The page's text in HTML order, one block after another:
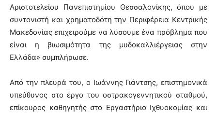
Αριστοτελείου Πανεπιστημίου Θεσσαλονίκης, όπου με
συντονιστή και χρηματοδότη την Περιφέρεια Κεντρικής
Μακεδονίας επιχειρούμε να λύσουμε ένα πρόβλημα που
είναι η βιωσιμότητα της μυδοκαλλιέργειας στην
Ελλάδα» συμπλήρωσε.
Από την πλευρά του, ο Ιωάννης Γιάντσης, επιστημονικά
υπεύθυνος στο έργο του οστρακογεννητικού σταθμού,
επίκουρος καθηγητής στο Εργαστήριο Ιχθυοκομίας και